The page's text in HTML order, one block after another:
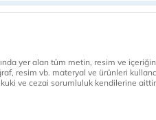
yer alan tüm metin, resim ve
resim vb. materyal ve ürünleri
ve cezai sorumluluk kendilerine